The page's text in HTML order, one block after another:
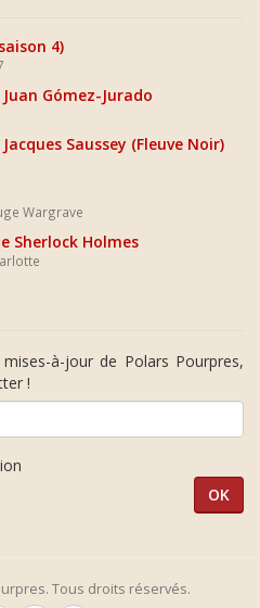
4)
Gómez-Jurado
Saussey (Fleuve Noir)
Wargrave
Sherlock Holmes
à-jour de Polars Pourpres,
!
Tous droits réservés.